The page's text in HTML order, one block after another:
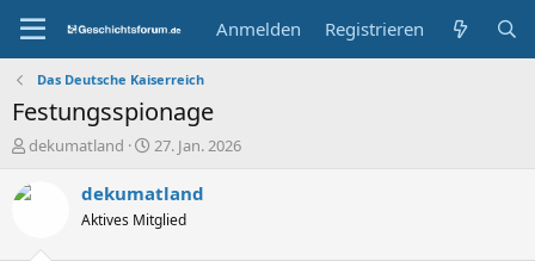
Anmelden Registrieren
Das Deutsche Kaiserreich
Festungsspionage
E
s
dekumatland
E
s
e
27. Jan. 2026
dekumatland
Aktives Mitglied